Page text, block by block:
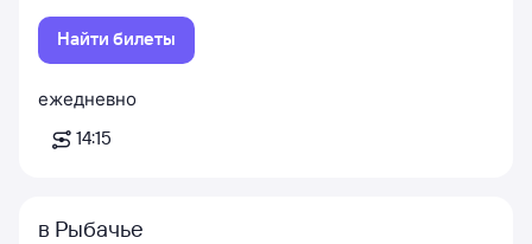
Найти билеты
ежедневно
14:15
в Рыбачье